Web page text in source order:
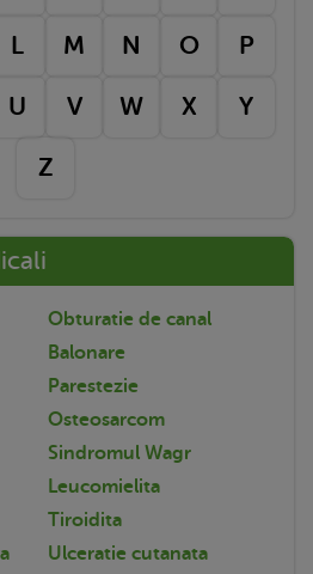
L M N O P
U V W X Y
Z
Obturatie de canal
Balonare
Parestezie
Osteosarcom
Sindromul Wagr
Leucomielita
Tiroidita
Ulceratie cutanata